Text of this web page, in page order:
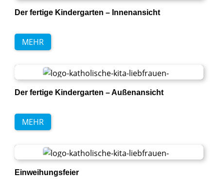
Der fertige Kindergarten – Innenansicht
MEHR
Der fertige Kindergarten – Außenansicht
MEHR
Einweihungsfeier